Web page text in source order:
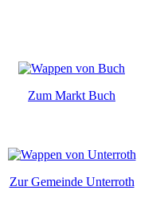
Zum Markt Buch
Zur Gemeinde Unterroth